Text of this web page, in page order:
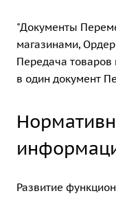
"Документы
магазинами,
Передача
в один документ
Развитие